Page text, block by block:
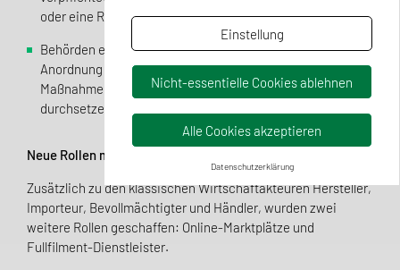
oder eine Rückerstattung anzubieten.
Behörden erhalten erweiterte Befugnisse zur
Anordnung von Produktrückrufen und können
Maßnahmen gegen nicht konforme Produkte schneller
durchsetzen.
Neue Rollen mit zusätzlichen Verantwortlichkeiten!
Zusätzlich zu den klassischen Wirtschaftakteuren Hersteller,
Importeur, Bevollmächtigter und Händler, wurden zwei
weitere Rollen geschaffen: Online-Marktplätze und
Fullfilment-Dienstleister.
Einstellung
Nicht-essentielle Cookies ablehnen
Alle Cookies akzeptieren
Datenschutzerklärung